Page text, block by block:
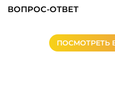
ВОПРОС-ОТВЕТ
ПОСМОТРЕТЬ